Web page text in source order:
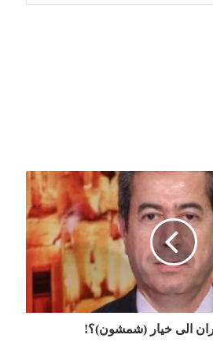
الى خيار (شمشون)؟!